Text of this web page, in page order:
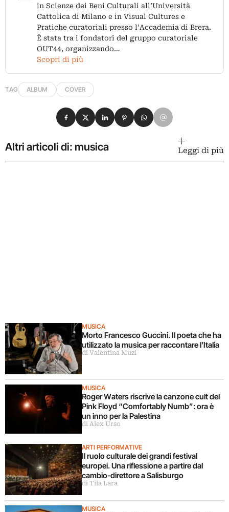
in Scienze dei Beni Culturali all’Università
Cattolica di Milano e in Visual Cultures e
Pratiche curatoriali presso l’Accademia di Brera.
È stata tra i fondatori del gruppo curatoriale
OUT44, organizzando…
Scopri di più
TAG ALBUM COVER
Condividi su Facebook
Condividi su X
Condividi su LinkedIn
Condividi su Pinterest
Condividi su WhatsApp
Condividi su Email
Altri articoli di: musica Leggi di più
MUSICA
Morto Francesco Guccini. Il poeta che ha
utilizzato la musica per raccontare l’Italia
di Valentina Muzi
MUSICA
Roger Waters riscrive la canzone cult del
Pink Floyd “Comfortably Numb”: ora è
un inno per la Palestina
di Alex Urso
ARTI PERFORMATIVE
Il ruolo culturale dei grandi festival
europei. Una riflessione a partire dal
cambio-direttore a Salisburgo
di Tila Lara
MUSICA